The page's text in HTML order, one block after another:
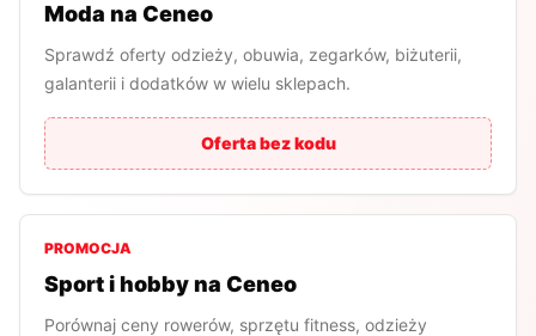
Moda na Ceneo
Sprawdź oferty odzieży, obuwia, zegarków, biżuterii,
galanterii i dodatków w wielu sklepach.
Oferta bez kodu
PROMOCJA
Sport i hobby na Ceneo
Porównaj ceny rowerów, sprzętu fitness, odzieży